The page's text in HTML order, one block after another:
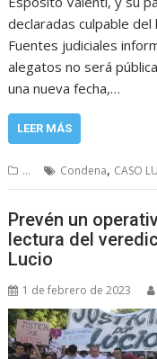
declaradas culpable
Fuentes judiciales
alegatos no será
una nueva fecha,…
LEER MÁS
... Condena, CASO
Prevén un
lectura del
Lucio
1 de febrero de 2023